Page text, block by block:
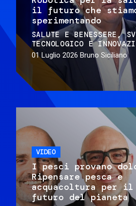
il futuro che
sperimentando
SALUTE E BENESSERE
TECNOLOGICO E
01 Luglio 2026 Bruno Siciliano
VIDEO
I pesci provano
Ripensare pesca e
acquacoltura per il
futuro del pianeta